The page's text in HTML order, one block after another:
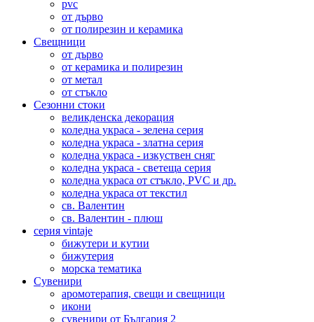
pvc
от дърво
от полирезин и керамика
Свещници
от дърво
от керамика и полирезин
от метал
от стъкло
Сезонни стоки
великденска декорация
коледна украса - зелена серия
коледна украса - златна серия
коледна украса - изкуствен сняг
коледна украса - светеща серия
коледна украса от стъкло, PVC и др.
коледна украса от текстил
св. Валентин
св. Валентин - плюш
серия vintaje
бижутери и кутии
бижутерия
морска тематика
Сувенири
аромотерапия, свещи и свещници
икони
сувенири от България 2